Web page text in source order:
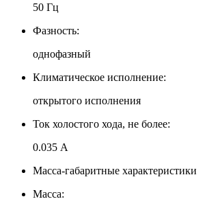
50 Гц
Фазность:
однофазный
Климатическое исполнение:
открытого исполнения
Ток холостого хода, не более:
0.035 А
Масса-габаритные характеристики
Масса: